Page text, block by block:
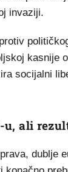
invaziji.
kasnije
socijalni
u, ali
dublje